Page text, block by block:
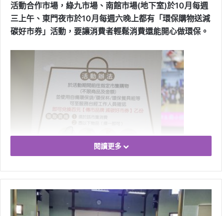
活動合作市場，綠九市場、南館市場(地下室)於10月每週
三上午、東門夜市於10月每週六晚上都有「環保購物送減
碳好市券」活動，要讓消費者輕鬆消費還能開心做環保。
閱讀更多